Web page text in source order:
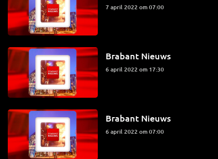
7 april 2022 om 07:00
Brabant Nieuws
6 april 2022 om 17:30
Brabant Nieuws
6 april 2022 om 07:00